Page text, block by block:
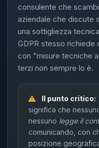
consulente che
aziendale che discute
una sottigliezza
GDPR stesso richiede
con "misure tecniche
terzi non sempre lo è.
Il punto critico:
significa che
nessuno legge il
comunicando, con
posizione